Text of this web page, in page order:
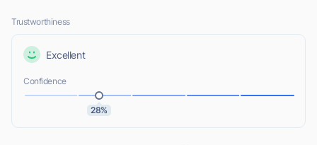
Trustworthiness
Excellent
Confidence
28%